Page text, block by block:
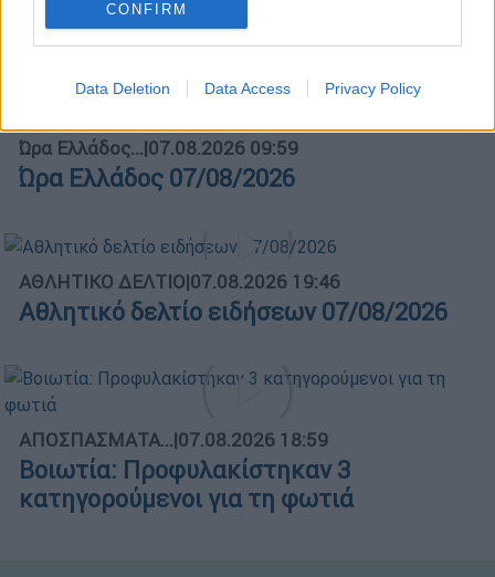
CONFIRM
Data Deletion Data Access Privacy Policy
Μνημόσυνο για τη Λένα Σαμαρά στο Α΄
Νεκροταφείο Αθηνών
Ώρα Ελλάδος...|07.08.2026 09:59
Ώρα Ελλάδος 07/08/2026
ΑΘΛΗΤΙΚΟ ΔΕΛΤΙΟ|07.08.2026 19:46
Αθλητικό δελτίο ειδήσεων 07/08/2026
ΑΠΟΣΠΑΣΜΑΤΑ...|07.08.2026 18:59
Βοιωτία: Προφυλακίστηκαν 3
κατηγορούμενοι για τη φωτιά